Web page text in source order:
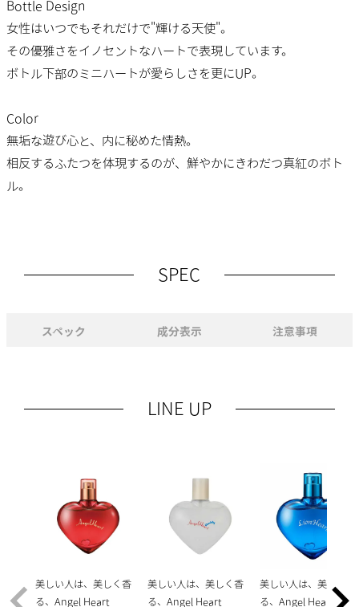
Bottle Design
女性はいつでもそれだけで"輝ける天使"。
その優雅さをイノセントなハートで表現しています。
ボトル下部のミニハートが愛らしさを更にUP。
Color
無垢な遊び心と、内に秘めた情熱。
相反するふたつを体現するのが、鮮やかにきわだつ真紅のボト
ル。
SPEC
スペック 成分表示 注意事項
LINE UP
美しい人は、美しく香
る、Angel Heart
美しい人は、美しく香
る、Angel Heart
美しい人は、美しく香
る、Angel Heart